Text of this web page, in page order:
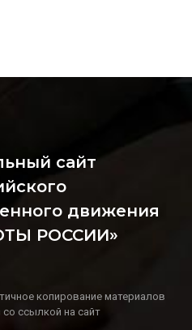
сайт
движения
РОССИИ»
копирование материалов
со ссылкой на сайт